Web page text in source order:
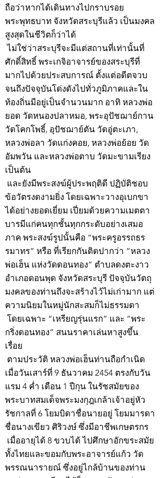
ถือว่าหากได้เดินทางไปกราบรอย
พระพุทธบาท จังหวัดสระบุรีแล้ว เป็นมงคล
สูงสุดในชีวิตก็ว่าได้
ไม่ใช่ว่าสระบุรีจะมีแต่สถานที่เท่านั้นที่
ศักดิ์สิทธิ์ พระเกจิอาจารย์ของสระบุรีที่
มากไปด้วยประสบการณ์ ตั้งแต่อดีตจวบ
จนถึงปัจจุบันโด่งดังไปทั่วภูมิภาคและใน
ท้องถิ่นมีอยู่เป็นจำนวนมาก อาทิ หลวงพ่อ
ยอด วัดหนองปลาหมอ, พระอุปัชฌาย์กาน
วัดโคกโพธิ์, อุปัชฌาย์ตัน วัดอู่ตะเภา,
หลวงพ่อลา วัดแก่งคอย, หลวงพ่อย้อย วัด
อัมพวัน และหลวงพ่อตาบ วัดมะขามเรียง
เป็นต้น
และยังมีพระสงฆ์ผู้ประพฤติดี ปฏิบัติชอบ
ข้อวัตรงดงามยิ่ง โดยเฉพาะวางอุเบกขา
ได้อย่างยอดเยี่ยม เปี่ยมด้วยความเมตตา
บารมีแก่คนทุกชั้นทุกกระดับอย่างเสมอ
ภาค พระสงฆ์รูปนั้นคือ “พระครูอรรถธร
รมาทร” หรือ ที่เรียกกันติดปากว่า “หลวง
พ่อเฮ็น แห่งวัดดอนทอง” ตำบลดงตะงาว
อำเภอดอนพุด จังหวัดสระบุรี ปัจจุบันวัตถุ
มงคลของท่านถึงจะสร้างไว้ไม่เก่ามาก แต่
ความนิยมในหมู่นักสะสมก็ไม่ธรรมดา
โดยเฉพาะ “เหรียญรุ่นแรก” และ “พระ
กริ่งดอนทอง” สนนราคาเล่นหาสูงขึ้น
เรื่อย
ตามประวัติ หลวงพ่อเฮ็นท่านถือกำเนิด
เมื่อวันเสาร์ที่ 9 ธันวาคม 2454 ตรงกับวัน
แรม 4 ค่ำ เดือน 1 ปีกุน ในรัชสมัยของ
พระบาทสมเด็จพระมงกุฎเกล้าเจ้าอยู่หัว
รัชกาลที่ 6 โยมบิดาชื่อนายอยู่ โยมมารดา
ชื่อนางเขียว ศิริวงษ์ ซึ่งมีอาชีพเกษตรกร
เมื่ออายุได้ 8 ขวบได้ ไปศึกษาอักขระสมัย
ทั้งไทยและขอมกับพระอาจารย์แก้ว วัด
พรรณนารายณ์ ซึ่งอยู่ไกล้บ้านของท่าน